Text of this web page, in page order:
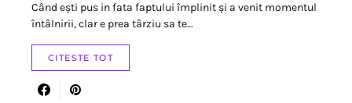
Când ești pus in fata faptului împlinit și a venit momentul
întâlnirii, clar e prea târziu sa te…
CITESTE TOT